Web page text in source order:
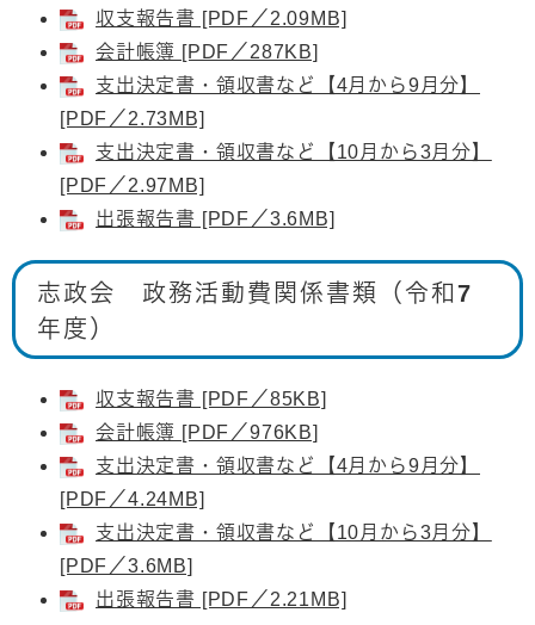
収支報告書 [PDF／2.09MB]
会計帳簿 [PDF／287KB]
支出決定書・領収書など【4月から9月分】
[PDF／2.73MB]
支出決定書・領収書など【10月から3月分】
[PDF／2.97MB]
出張報告書 [PDF／3.6MB]
志政会 政務活動費関係書類（令和7
年度）
収支報告書 [PDF／85KB]
会計帳簿 [PDF／976KB]
支出決定書・領収書など【4月から9月分】
[PDF／4.24MB]
​支出決定書・領収書など【10月から3月分】
[PDF／3.6MB]
出張報告書 [PDF／2.21MB]